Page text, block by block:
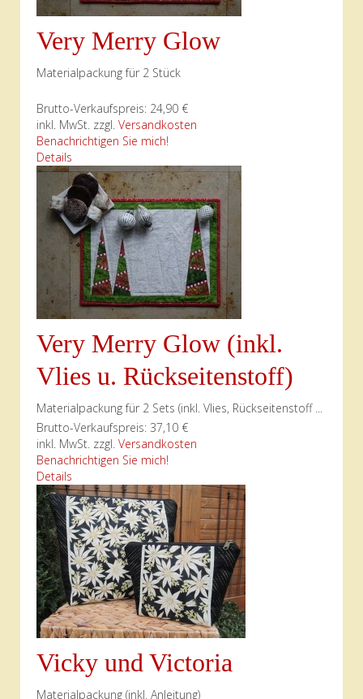
Very Merry Glow
Materialpackung für 2 Stück
Brutto-Verkaufspreis: 24,90 €
inkl. MwSt. zzgl. Versandkosten
Benachrichtigen Sie mich!
Details
Very Merry Glow (inkl.
Vlies u. Rückseitenstoff)
Materialpackung für 2 Sets (inkl. Vlies, Rückseitenstoff ...
Brutto-Verkaufspreis: 37,10 €
inkl. MwSt. zzgl. Versandkosten
Benachrichtigen Sie mich!
Details
Vicky und Victoria
Materialpackung (inkl. Anleitung)